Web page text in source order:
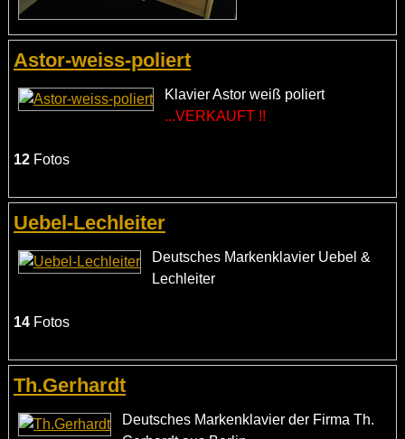
Astor-weiss-poliert
Klavier Astor weiß poliert
...VERKAUFT !!
12Fotos
Uebel-Lechleiter
Deutsches Markenklavier Uebel &
Lechleiter
14Fotos
Th.Gerhardt
Deutsches Markenklavier der Firma Th.